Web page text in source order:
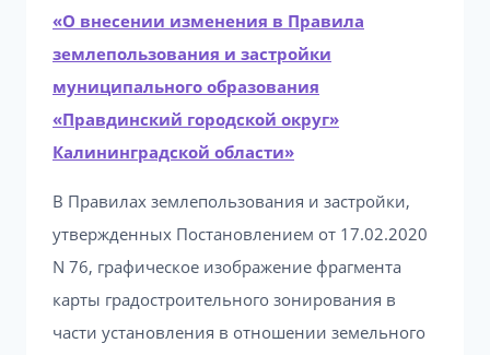
«О внесении изменения в Правила
землепользования и застройки
муниципального образования
«Правдинский городской округ»
Калининградской области»
В Правилах землепользования и застройки,
утвержденных Постановлением от 17.02.2020
N 76, графическое изображение фрагмента
карты градостроительного зонирования в
части установления в отношении земельного